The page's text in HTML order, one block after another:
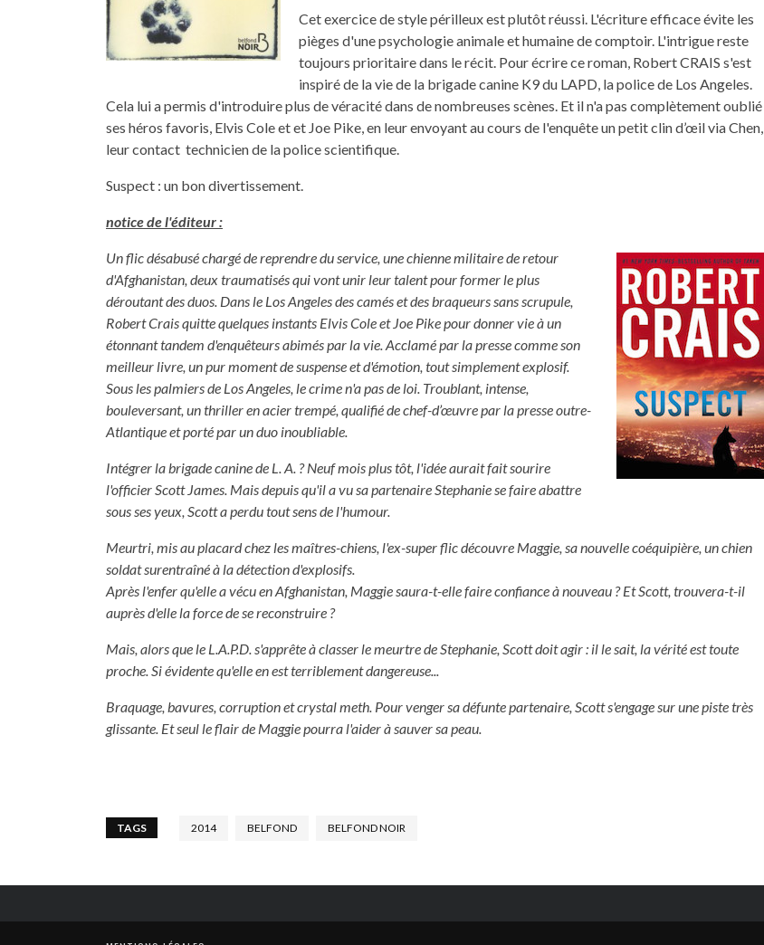
Cet exercice de style périlleux est plutôt réussi. L'écriture efficace évite les
pièges d'une psychologie animale et humaine de comptoir. L'intrigue reste
toujours prioritaire dans le récit. Pour écrire ce roman, Robert CRAIS s'est
inspiré de la vie de la brigade canine K9 du LAPD, la police de Los Angeles.
Cela lui a permis d'introduire plus de véracité dans de nombreuses scènes. Et il n'a pas complètement oublié
ses héros favoris, Elvis Cole et et Joe Pike, en leur envoyant au cours de l'enquête un petit clin d’œil via Chen,
leur contact technicien de la police scientifique.
Suspect : un bon divertissement.
notice de l'éditeur :
Un flic désabusé chargé de reprendre du service, une chienne militaire de retour
d'Afghanistan, deux traumatisés qui vont unir leur talent pour former le plus
déroutant des duos. Dans le Los Angeles des camés et des braqueurs sans scrupule,
Robert Crais quitte quelques instants Elvis Cole et Joe Pike pour donner vie à un
étonnant tandem d'enquêteurs abimés par la vie. Acclamé par la presse comme son
meilleur livre, un pur moment de suspense et d'émotion, tout simplement explosif.
Sous les palmiers de Los Angeles, le crime n'a pas de loi. Troublant, intense,
bouleversant, un thriller en acier trempé, qualifié de chef-d’œuvre par la presse outre-
Atlantique et porté par un duo inoubliable.
Intégrer la brigade canine de L. A. ? Neuf mois plus tôt, l'idée aurait fait sourire
l'officier Scott James. Mais depuis qu'il a vu sa partenaire Stephanie se faire abattre
sous ses yeux, Scott a perdu tout sens de l'humour.
Meurtri, mis au placard chez les maîtres-chiens, l'ex-super flic découvre Maggie, sa nouvelle coéquipière, un chien
soldat surentraîné à la détection d'explosifs.
Après l'enfer qu'elle a vécu en Afghanistan, Maggie saura-t-elle faire confiance à nouveau ? Et Scott, trouvera-t-il
auprès d'elle la force de se reconstruire ?
Mais, alors que le L.A.P.D. s'apprête à classer le meurtre de Stephanie, Scott doit agir : il le sait, la vérité est toute
proche. Si évidente qu'elle en est terriblement dangereuse...
Braquage, bavures, corruption et crystal meth. Pour venger sa défunte partenaire, Scott s'engage sur une piste très
glissante. Et seul le flair de Maggie pourra l'aider à sauver sa peau.
TAGS 2014 BELFOND BELFOND NOIR